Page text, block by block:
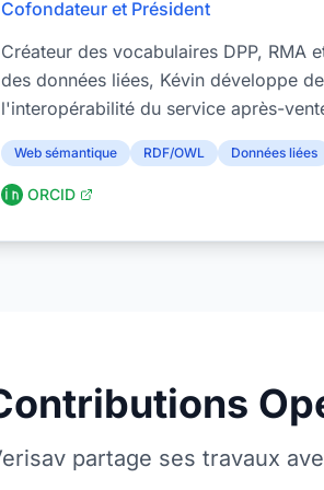
Cofondateur et Président
Créateur des vocabulaires DPP, RMA
des données liées, Kévin développe
l'interopérabilité du service après-
Web sémantique RDF/OWL Données liées
ORCID
partage ses travaux